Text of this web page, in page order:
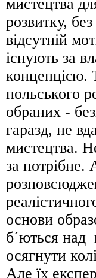
мистецтва
розвитку,
відсутній
існують за
концепцією.
польського
обраних -
гаразд, не
мистецтва.
за потрібне.
основи
б´ються над
осягнути
Але їх